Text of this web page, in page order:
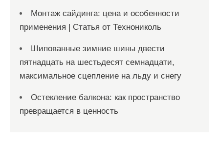
Монтаж сайдинга: цена и особенности
применения | Статья от Технониколь
Шипованные зимние шины двести
пятнадцать на шестьдесят семнадцати,
максимальное сцепление на льду и снегу
Остекление балкона: как пространство
превращается в ценность